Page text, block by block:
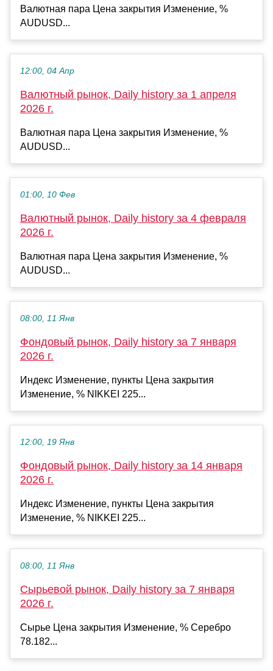
Валютная пара Цена закрытия Изменение, %
AUDUSD...
12:00, 04 Апр
Валютный рынок, Daily history за 1 апреля
2026 г.
Валютная пара Цена закрытия Изменение, %
AUDUSD...
01:00, 10 Фев
Валютный рынок, Daily history за 4 февраля
2026 г.
Валютная пара Цена закрытия Изменение, %
AUDUSD...
08:00, 11 Янв
Фондовый рынок, Daily history за 7 января
2026 г.
Индекс Изменение, пункты Цена закрытия
Изменение, % NIKKEI 225...
12:00, 19 Янв
Фондовый рынок, Daily history за 14 января
2026 г.
Индекс Изменение, пункты Цена закрытия
Изменение, % NIKKEI 225...
08:00, 11 Янв
Сырьевой рынок, Daily history за 7 января
2026 г.
Сырье Цена закрытия Изменение, % Серебро
78.182...